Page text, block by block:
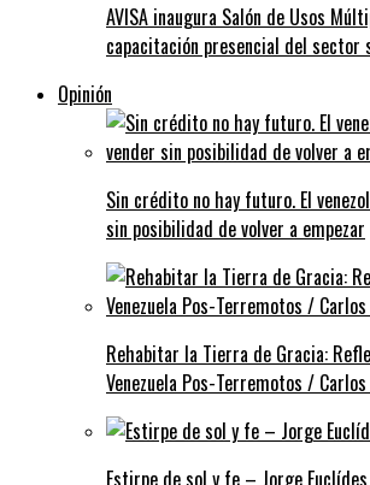
AVISA inaugura Salón de Usos
capacitación presencial del sector
Opinión
Sin crédito no hay futuro. El
sin posibilidad de volver a empezar
Rehabitar la Tierra de Gracia:
Venezuela Pos-Terremotos /
Estirpe de sol y fe – Jorge